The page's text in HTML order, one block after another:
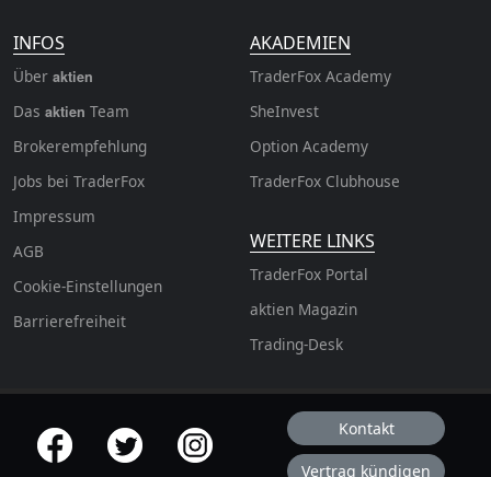
INFOS
Über aktien
Das aktien Team
Brokerempfehlung
Jobs bei TraderFox
Impressum
AGB
Cookie-Einstellungen
Barrierefreiheit
AKADEMIEN
TraderFox Academy
SheInvest
Option Academy
TraderFox Clubhouse
WEITERE LINKS
TraderFox Portal
aktien Magazin
Trading-Desk
offizielle Social Media-Accounts Kontakt
Vertrag kündigen